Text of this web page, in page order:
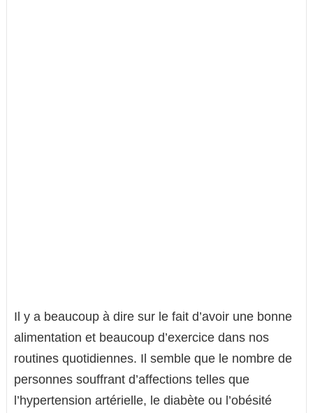
Il y a beaucoup à dire sur le fait d’avoir une bonne
alimentation et beaucoup d’exercice dans nos
routines quotidiennes. Il semble que le nombre de
personnes souffrant d’affections telles que
l’hypertension artérielle, le diabète ou l’obésité